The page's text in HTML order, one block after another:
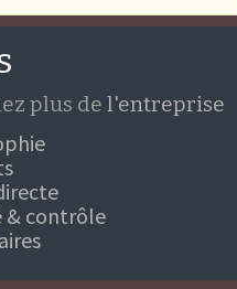
plus de l'entreprise
& contrôle